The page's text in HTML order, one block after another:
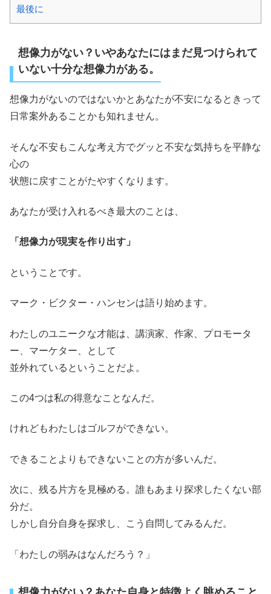
最後に
想像力がない？いやあなたにはまだ見つけられて
いない十分な想像力がある。
想像力がないのではないかとあなたが不安になるときって
日常案外あることかも知れません。
そんな不安もこんな考え方でグッと不安な気持ちを平静な
心の
状態に戻すことがたやすくなります。
あなたが受け入れるべき最大のことは、
「想像力が現実を作り出す」
ということです。
マーク・ビクター・ハンセンは語り始めます。
わたしのユニークな才能は、講演家、作家、プロモータ
ー、マーケター、として
並外れているということだよ。
この4つは私の得意なことなんだ。
けれどもわたしはゴルフができない。
できることよりもできないことの方が多いんだ。
次に、残る片方を見極める。誰もあまり探求したくない部
分だ。
しかし自分自身を探求し、こう自問してみるんだ。
「わたしの弱みはなんだろう？」